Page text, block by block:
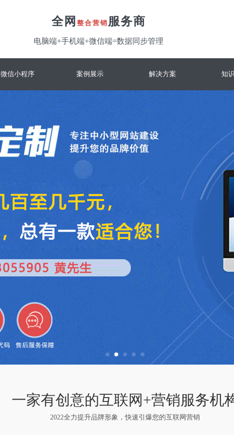
全网 整合营销 服务商
电脑端+手机端+微信端=数据同步管理
微信小程序 案例展示 解决方案 知
一家有创意的互联网+营销服务机
2022全力提升品牌形象，快速引爆您的互联网营销